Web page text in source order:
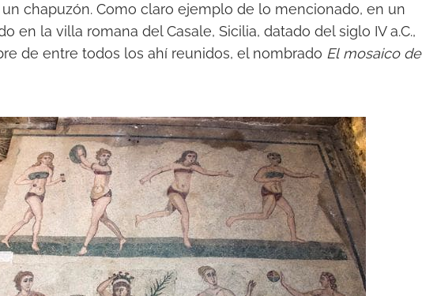
chapuzón. Como claro ejemplo de lo mencionado, en un
en la villa romana del Casale, Sicilia, datado del siglo IV a.C.,
de entre todos los ahí reunidos, el nombrado El mosaico de